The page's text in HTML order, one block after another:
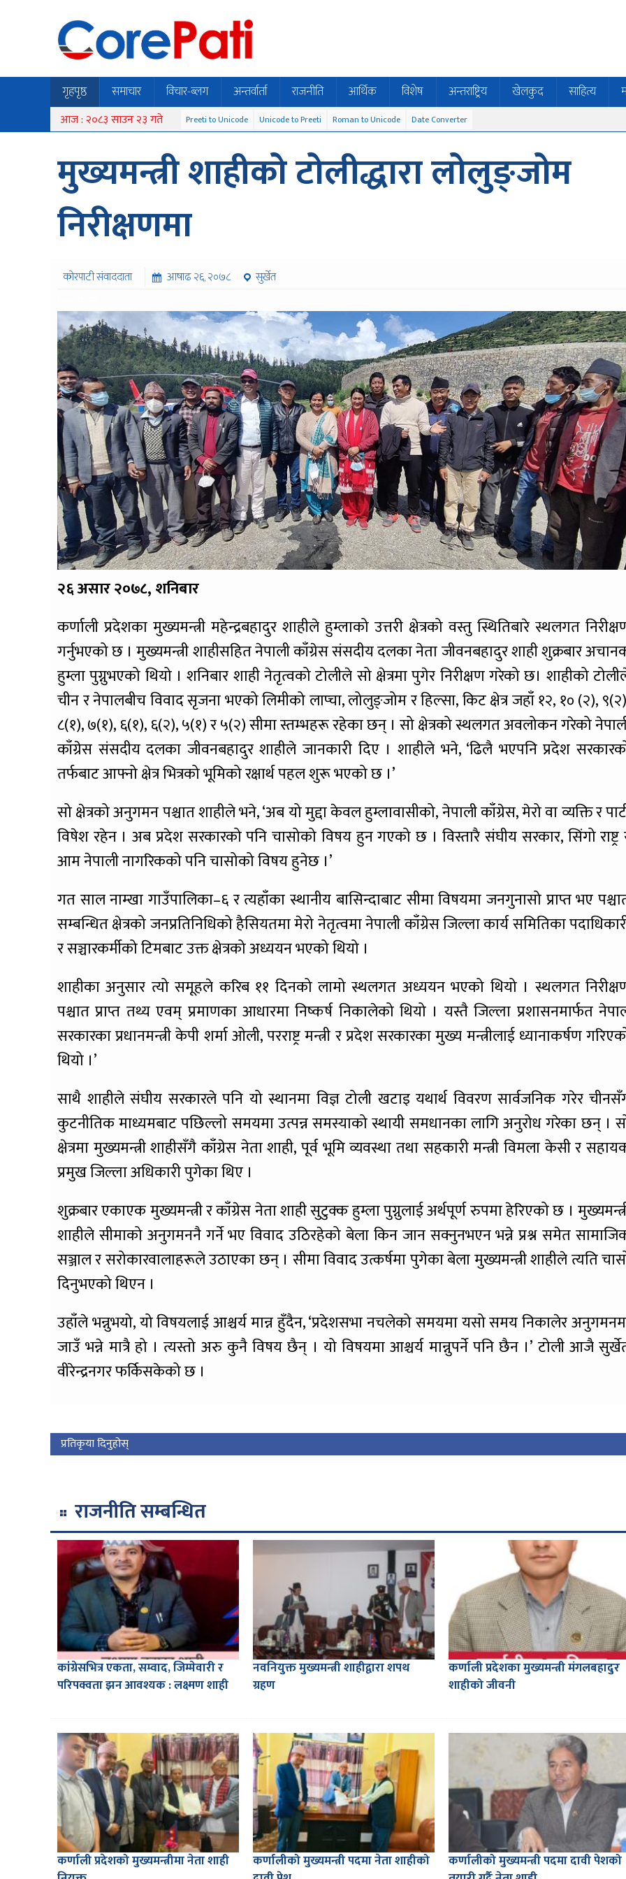
गृहपृष्ठ समाचार विचार-ब्लग अन्तर्वार्ता राजनीति आर्थिक विशेष अन्तराष्ट्रिय खेलकुद साहित्य
आज : २०८३ साउन २३ गते Preeti to Unicode Unicode to Preeti Roman to Unicode Date Converter
मुख्यमन्त्री शाहीको टोलीद्धारा लोलुङ्जोम
निरीक्षणमा
कोरपाटी संवाददाता आषाढ २६, २०७८
सुर्खेत
२६ असार २०७८, शनिबार
कर्णाली प्रदेशका मुख्यमन्त्री महेन्द्रबहादुर शाहीले हुम्लाको उत्तरी क्षेत्रको वस्तु स्थितिबारे स्थलगत
गर्नुभएको छ । मुख्यमन्त्री शाहीसहित नेपाली काँग्रेस संसदीय दलका नेता जीवनबहादुर शाही शुक्रबार
हुम्ला पुग्नुभएको थियो । शनिबार शाही नेतृत्वको टोलीले सो क्षेत्रमा पुगेर निरीक्षण गरेको छ। शाहीको
चीन र नेपालबीच विवाद सृजना भएको लिमीको लाप्चा, लोलुङ्जोम र हिल्सा, किट क्षेत्र जहाँ १२, १० (२),
८(१), ७(१), ६(१), ६(२), ५(१) र ५(२) सीमा स्तम्भहरू रहेका छन् । सो क्षेत्रको स्थलगत अवलोकन गरेको
काँग्रेस संसदीय दलका जीवनबहादुर शाहीले जानकारी दिए । शाहीले भने, ‘ढिलै भएपनि प्रदेश
तर्फबाट आफ्नो क्षेत्र भित्रको भूमिको रक्षार्थ पहल शुरू भएको छ ।’
सो क्षेत्रको अनुगमन पश्चात शाहीले भने, ‘अब यो मुद्दा केवल हुम्लावासीको, नेपाली काँग्रेस, मेरो वा व्यक्ति र
विषेश रहेन । अब प्रदेश सरकारको पनि चासोको विषय हुन गएको छ । विस्तारै संघीय सरकार, सिंगो राष्ट्र
आम नेपाली नागरिकको पनि चासोको विषय हुनेछ ।’
गत साल नाम्खा गाउँपालिका–६ र त्यहाँका स्थानीय बासिन्दाबाट सीमा विषयमा जनगुनासो प्राप्त भए
सम्बन्धित क्षेत्रको जनप्रतिनिधिको हैसियतमा मेरो नेतृत्वमा नेपाली काँग्रेस जिल्ला कार्य समितिका
र सञ्चारकर्मीको टिमबाट उक्त क्षेत्रको अध्ययन भएको थियो ।
शाहीका अनुसार त्यो समूहले करिब ११ दिनको लामो स्थलगत अध्ययन भएको थियो । स्थलगत
पश्चात प्राप्त तथ्य एवम् प्रमाणका आधारमा निष्कर्ष निकालेको थियो । यस्तै जिल्ला प्रशासनमार्फत
सरकारका प्रधानमन्त्री केपी शर्मा ओली, परराष्ट्र मन्त्री र प्रदेश सरकारका मुख्य मन्त्रीलाई ध्यानाकर्षण
थियो ।’
साथै शाहीले संघीय सरकारले पनि यो स्थानमा विज्ञ टोली खटाइ यथार्थ विवरण सार्वजनिक गरेर
कुटनीतिक माध्यमबाट पछिल्लो समयमा उत्पन्न समस्याको स्थायी समधानका लागि अनुरोध गरेका छन् ।
क्षेत्रमा मुख्यमन्त्री शाहीसँगै काँग्रेस नेता शाही, पूर्व भूमि व्यवस्था तथा सहकारी मन्त्री विमला केसी र
प्रमुख जिल्ला अधिकारी पुगेका थिए ।
शुक्रबार एकाएक मुख्यमन्त्री र काँग्रेस नेता शाही सुटुक्क हुम्ला पुग्नुलाई अर्थपूर्ण रुपमा हेरिएको छ ।
शाहीले सीमाको अनुगमननै गर्ने भए विवाद उठिरहेको बेला किन जान सक्नुनभएन भन्ने प्रश्न समेत
सञ्जाल र सरोकारवालाहरूले उठाएका छन् । सीमा विवाद उत्कर्षमा पुगेका बेला मुख्यमन्त्री शाहीले त्यति
दिनुभएको थिएन ।
उहाँले भन्नुभयो, यो विषयलाई आश्चर्य मान्न हुँदैन, ‘प्रदेशसभा नचलेको समयमा यसो समय निकालेर
जाउँ भन्ने मात्रै हो । त्यस्तो अरु कुनै विषय छैन् । यो विषयमा आश्चर्य मान्नुपर्ने पनि छैन ।’ टोली आजै
वीरेन्द्रनगर फर्किसकेको छ ।
प्रतिकृया दिनुहोस्
राजनीति सम्बन्धित
कांग्रेसभित्र एकता, सम्वाद, जिम्मेवारी र
परिपक्वता झन आवश्यक : लक्ष्मण शाही
नवनियुक्त मुख्यमन्त्री शाहीद्वारा शपथ
ग्रहण
कर्णाली प्रदेशका मुख्यमन्त्री मंगलबहादुर
शाहीको जीवनी
कर्णाली प्रदेशको मुख्यमन्त्रीमा नेता शाही
कर्णालीको मुख्यमन्त्री पदमा नेता शाहीको
कर्णालीको मुख्यमन्त्री पदमा दावी पेशको